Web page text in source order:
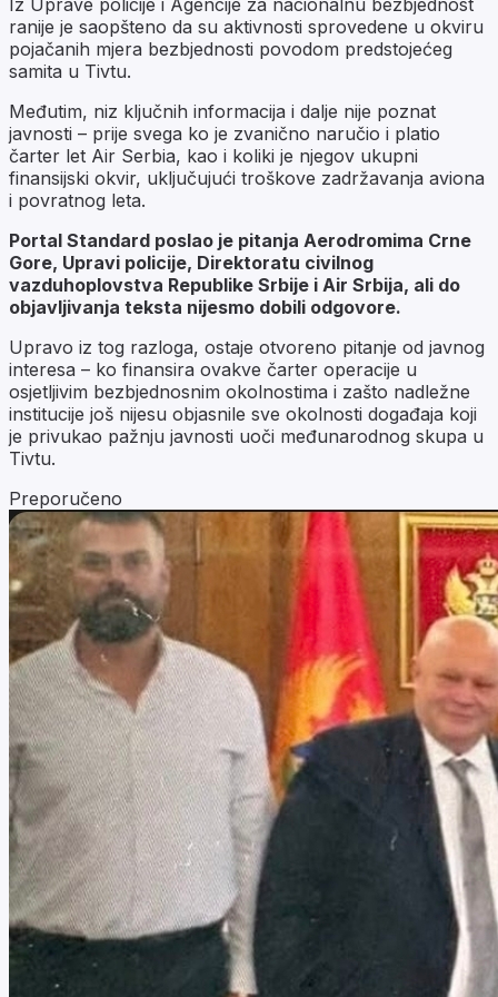
ranije je saopšteno da su aktivnosti sprovedene u okviru
pojačanih mjera bezbjednosti povodom predstojećeg
samita u Tivtu.
Međutim, niz ključnih informacija i dalje nije poznat
javnosti – prije svega ko je zvanično naručio i platio
čarter let Air Serbia, kao i koliki je njegov ukupni
finansijski okvir, uključujući troškove zadržavanja aviona
i povratnog leta.
Portal Standard poslao je pitanja Aerodromima Crne
Gore, Upravi policije, Direktoratu civilnog
vazduhoplovstva Republike Srbije i Air Srbija, ali do
objavljivanja teksta nijesmo dobili odgovore.
Upravo iz tog razloga, ostaje otvoreno pitanje od javnog
interesa – ko finansira ovakve čarter operacije u
osjetljivim bezbjednosnim okolnostima i zašto nadležne
institucije još nijesu objasnile sve okolnosti događaja koji
je privukao pažnju javnosti uoči međunarodnog skupa u
Tivtu.
Preporučeno